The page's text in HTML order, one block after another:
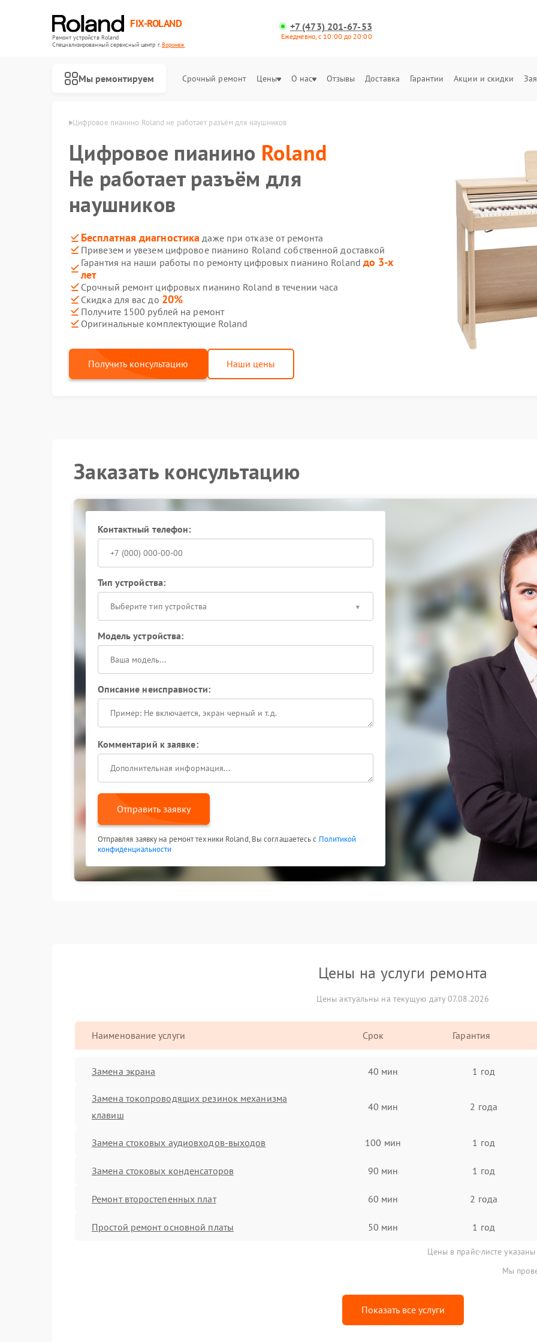
FIX-ROLAND
Ремонт устройств Roland
Специализированный cервисный центр г.Воронеж
+7 (473) 201-67-53
Ежедневно, с 10:00 до 20:00
Мы ремонтируем Срочный ремонт Цены О нас Отзывы Доставка Гарантии Акции и скидки
Цифровое пианино Roland не работает разъём для наушников
Цифровое пианино Roland
Не работает разъём для
наушников
Бесплатная диагностика даже при отказе от ремонта
Привезем и увезем цифровое пианино Roland собственной доставкой
Гарантия на наши работы по ремонту цифровых пианино Roland до 3-х
лет
Срочный ремонт цифровых пианино Roland в течении часа
Скидка для вас до 20%
Получите 1500 рублей на ремонт
Оригинальные комплектующие Roland
Получить консультацию Наши цены
Заказать консультацию
Контактный телефон:
Тип устройства:
Выберите тип устройства
Модель устройства:
Описание неисправности:
Комментарий к заявке:
Отправить заявку
Отправляя заявку на ремонт техники Roland, Вы соглашаетесь с Политикой
конфиденциальности
Цены на услуги ремонта
Цены актуальны на текущую дату 07.08.2026
Наименование услуги Срок Гарантия
Замена экрана 40 мин 1 год
Замена токопроводящих резинок механизма
клавиш
40 мин 2 года
Замена стоковых аудиовходов-выходов 100 мин 1 год
Замена стоковых конденсаторов 90 мин 1 год
Ремонт второстепенных плат 60 мин 2 года
Простой ремонт основной платы 50 мин 1 год
Цены в прайс-листе
Мы
Показать все услуги